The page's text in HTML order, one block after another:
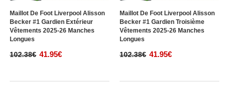
Maillot De Foot Liverpool Alisson
Becker #1 Gardien Extérieur
Vêtements 2025-26 Manches
Longues
102.38€ 41.95€
Maillot De Foot Liverpool Alisson
Becker #1 Gardien Troisième
Vêtements 2025-26 Manches
Longues
102.38€ 41.95€